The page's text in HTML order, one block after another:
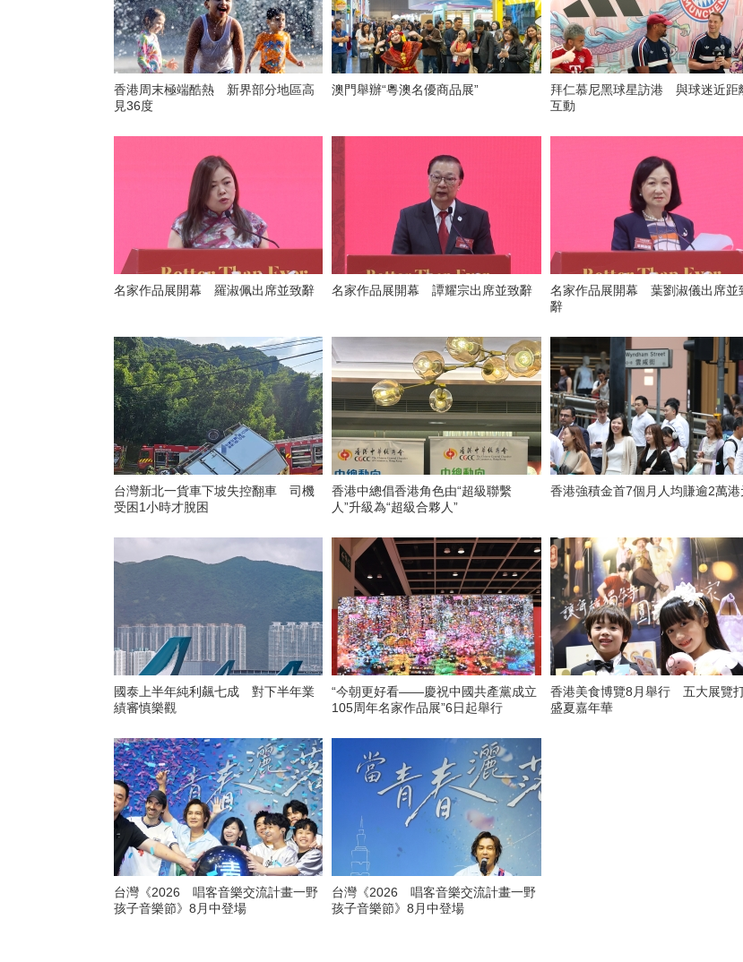
香港周末極端酷熱 新界部分地區高
見36度
澳門舉辦“粵澳名優商品展”
拜仁慕尼黑球星訪港 與球迷近距
互動
名家作品展開幕 羅淑佩出席並致辭 名家作品展開幕 譚耀宗出席並致辭
名家作品展開幕 葉劉淑儀出席並
辭
台灣新北一貨車下坡失控翻車 司機
受困1小時才脫困
香港中總倡香港角色由“超級聯繫
人”升級為“超級合夥人”
香港強積金首7個月人均賺逾2萬港
國泰上半年純利飆七成 對下半年業
績審慎樂觀
“今朝更好看——慶祝中國共產黨成立
105周年名家作品展”6日起舉行
香港美食博覽8月舉行 五大展覽
盛夏嘉年華
台灣《2026 唱客音樂交流計畫一野
孩子音樂節》8月中登場
台灣《2026 唱客音樂交流計畫一野
孩子音樂節》8月中登場